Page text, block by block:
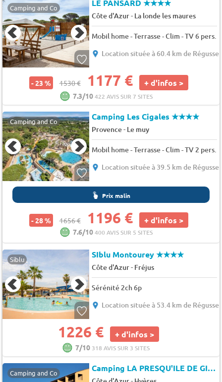
Camping and Co LE PANSARD★★★★
Côte d'Azur- La londe les maures
Mobil home - Terrasse - Clim - TV 6 pers.
Location située à 60.4 km de Régusse
- 23 % 1530 € 1177 € + d'infos >
7.3/10422 AVIS SUR 7 SITES
Camping and Co Camping Les Cigales★★★★
Provence- Le muy
Mobil home - Terrasse - Clim - TV 2 pers.
Location située à 39.5 km de Régusse
Prix malin
- 28 % 1656 € 1196 € + d'infos >
7.6/10400 AVIS SUR 5 SITES
Siblu SIblu Montourey★★★★
Côte d'Azur- Fréjus
Sérénité 2ch 6p
Location située à 53.4 km de Régusse
1226 € + d'infos >
7/10 318 AVIS SUR 3 SITES
Camping and Co Camping LA PRESQU'ILE DE GIENS